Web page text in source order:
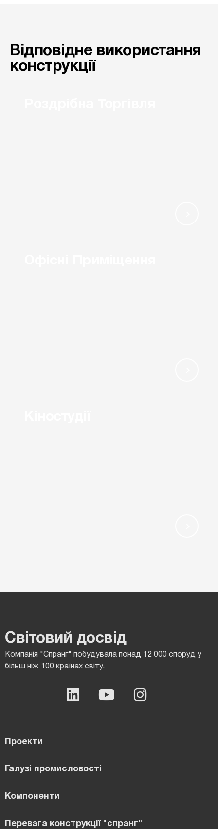
Відповідне використання
конструкції
Світовий досвід
Компанія "Спранг" побудувала понад 12 000 споруд у
більш ніж 100 країнах світу.
Проекти
Галузі промисловості
Компоненти
Перевага конструкції "спранг"